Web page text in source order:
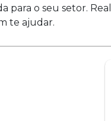
para o seu setor.
te ajudar.